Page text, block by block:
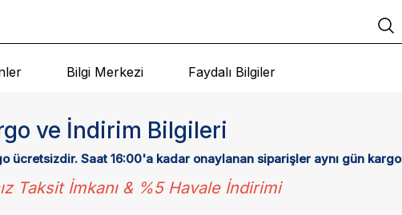
Bilgi Merkezi Faydalı Bilgiler
ve İndirim Bilgileri
ücretsizdir. Saat 16:00'a kadar onaylanan siparişler aynı gün kargo
Taksit İmkanı & %5 Havale İndirimi